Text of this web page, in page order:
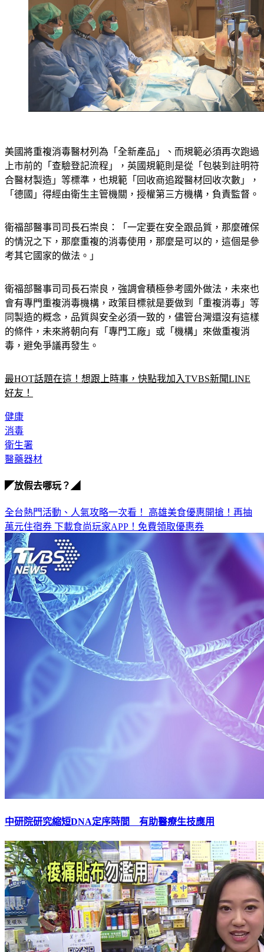
美國將重複消毒醫材列為「全新產品」、而規範必須再次跑過
上市前的「查驗登記流程」，英國規範則是從「包裝到註明符
合醫材製造」等標準，也規範「回收商追蹤醫材回收次數」，
「德國」得經由衛生主管機關，授權第三方機構，負責監督。
衛福部醫事司司長石崇良：「一定要在安全跟品質，那麼確保
的情況之下，那麼重複的消毒使用，那麼是可以的，這個是參
考其它國家的做法。」
衛福部醫事司司長石崇良，強調會積極參考國外做法，未來也
會有專門重複消毒機構，政策目標就是要做到「重複消毒」等
同製造的概念，品質與安全必須一致的，儘管台灣還沒有這樣
的條件，未來將朝向有「專門工廠」或「機構」來做重複消
毒，避免爭議再發生。
最HOT話題在這！想跟上時事，快點我加入TVBS新聞LINE
好友！
健康
消毒
衛生署
醫藥器材
◤放假去哪玩？◢
全台熱門活動、人氣攻略一次看！ 高雄美食優惠開搶！再抽
萬元住宿券 下載食尚玩家APP！免費領取優惠券
中研院研究縮短DNA定序時間 有助醫療生技應用